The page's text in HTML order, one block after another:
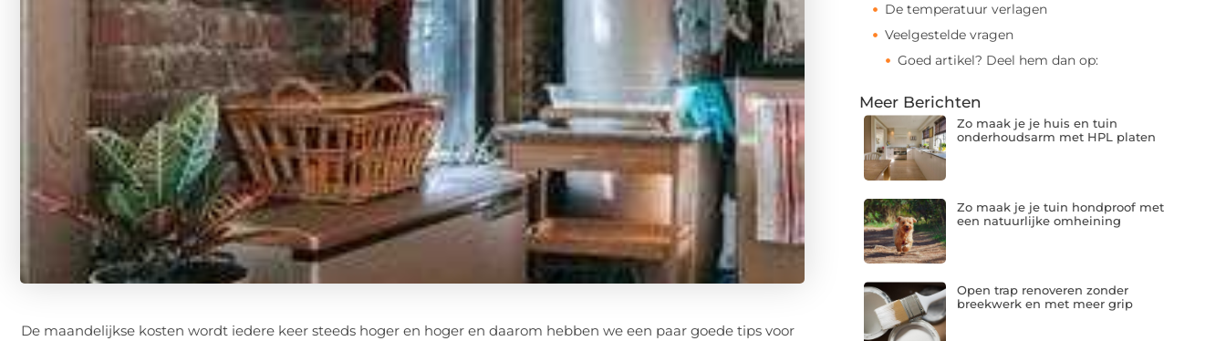
De maandelijkse kosten wordt iedere keer steeds hoger en hoger en daarom hebben we een paar goede tips voor
De temperatuur verlagen
Veelgestelde vragen
Goed artikel? Deel hem dan op:
Meer Berichten
Zo maak je je huis en tuin
onderhoudsarm met HPL platen
Zo maak je je tuin hondproof met
een natuurlijke omheining
Open trap renoveren zonder
breekwerk en met meer grip